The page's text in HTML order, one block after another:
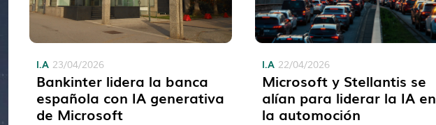
Bankinter lidera la banca
española con IA generativa
de Microsoft
I.A 23/04/2026
Microsoft y Stellantis se
alían para liderar la IA en
la automoción
I.A 22/04/2026